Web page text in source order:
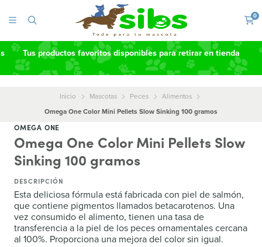
0
Tus productos favoritos disponibles para retirar en tienda
Inicio Mascotas Peces
Alimentos
Omega One Color Mini Pellets Slow Sinking 100 gramos
OMEGA ONE
Omega One Color Mini Pellets Slow
Sinking 100 gramos
DESCRIPCIÓN
Esta deliciosa fórmula está fabricada con piel de salmón,
que contiene pigmentos llamados betacarotenos. Una
vez consumido el alimento, tienen una tasa de
transferencia a la piel de los peces ornamentales cercana
al 100%. Proporciona una mejora del color sin igual.